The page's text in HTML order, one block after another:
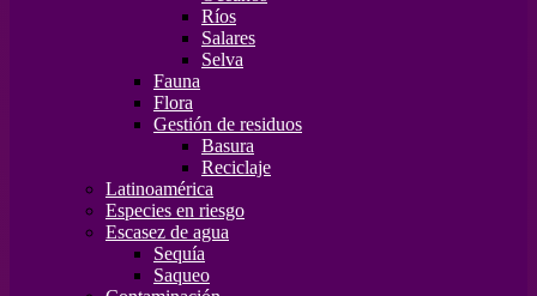
Ríos
Salares
Selva
Fauna
Flora
Gestión de residuos
Basura
Reciclaje
Latinoamérica
Especies en riesgo
Escasez de agua
Sequía
Saqueo